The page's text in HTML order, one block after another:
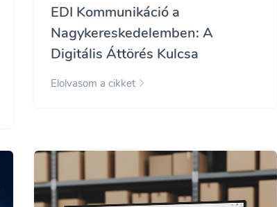
EDI Kommunikáció a
Nagykereskedelemben: A
Digitális Áttörés Kulcsa
Elolvasom a cikket